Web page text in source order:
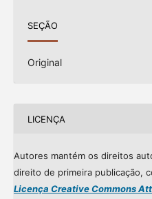
SEÇÃO
Original
LICENÇA
Autores mantém os direitos
direito de primeira publicação,
Licença Creative Commons